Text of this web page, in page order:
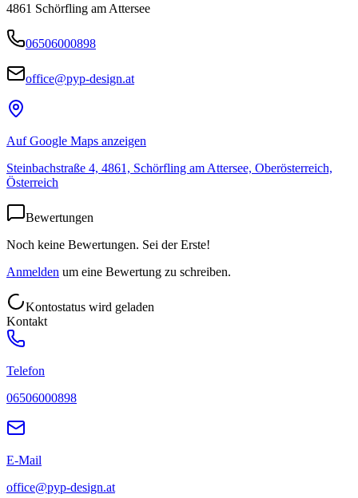
4861 Schörfling am Attersee
06506000898
office@pyp-design.at
Auf Google Maps anzeigen
Steinbachstraße 4, 4861, Schörfling am Attersee, Oberösterreich,
Österreich
Bewertungen
Noch keine Bewertungen. Sei der Erste!
Anmelden um eine Bewertung zu schreiben.
Kontostatus wird geladen
Kontakt
Telefon
06506000898
E-Mail
office@pyp-design.at